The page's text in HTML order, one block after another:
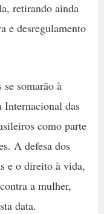
retirando ainda
e desregulamento
se somarão à
Internacional das
como parte
A defesa dos
e o direito à vida,
a mulher,
data.